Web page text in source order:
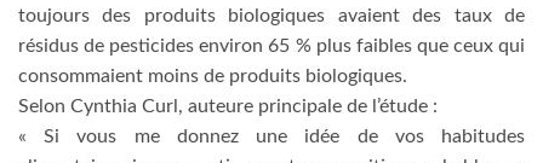
toujours des produits biologiques avaient des taux de
résidus de pesticides environ 65 % plus faibles que ceux qui
consommaient moins de produits biologiques.
Selon Cynthia Curl, auteure principale de l’étude :
« Si vous me donnez une idée de vos habitudes